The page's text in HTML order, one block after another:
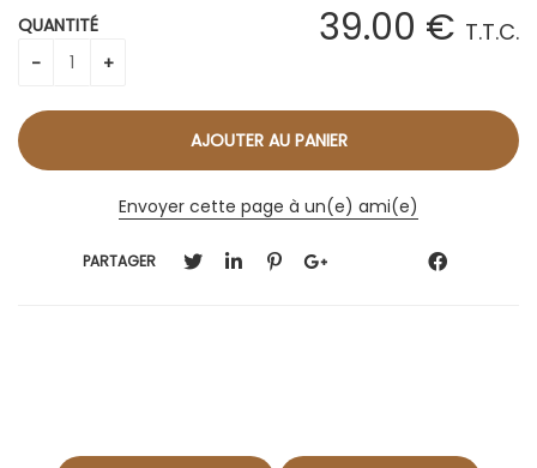
39.00 € T.T.C.
QUANTITÉ
Envoyer cette page à un(e) ami(e)
PARTAGER